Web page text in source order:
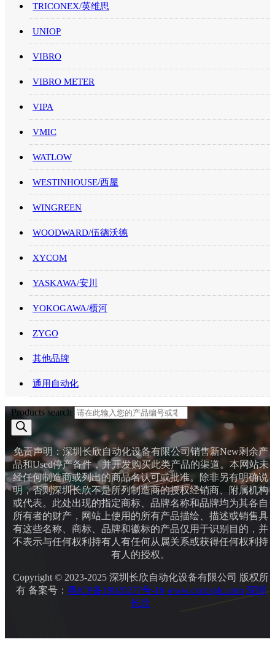
TRICONEX/英维思
UNIOP
VIBRO
VIBRO METER
VIPA
VMIC
WATLOW
WESTINHOUSE/西屋
WINGREEN
WOODWARD/伍德沃德
XYCOM
YASKAWA/安川
YOKOGAWA/横河
ZYGO
其他品牌
通用自动化
Products search
免责声明：深圳长欣自动化设备有限公司销售新New剩余产
品和Used停产备件，并开发购买此类产品的渠道。本网站未
经任何制造商或列出的商品名认可或批准。除非另有明确说
明，否则深圳长欣不是所列制造商的授权经销商、附属机构
或代表。此处出现的指定商标、品牌名称和品牌均为其各自
所有者的财产，网站上使用的所有产品描绘、描述或销售具
有这些名称、商标、品牌和徽标的产品仅用于识别目的，并
不表示与任何权利持有人有任何从属关系或获得任何权利持
有人的授权。
Copyright © 2023-2025 深圳长欣自动化设备有限公司 版权所
有 备案号： 粤ICP备19020277号-16 www.cxdcsplc.com 深圳
长欣